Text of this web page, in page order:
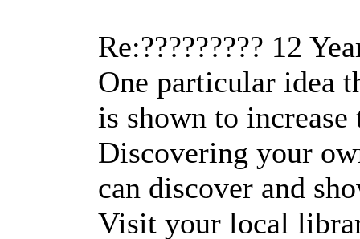
Re:????????? 12
One particular idea
is shown to
Discovering your
can discover and
Visit your local